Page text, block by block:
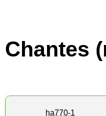
Chantes
ha770-1